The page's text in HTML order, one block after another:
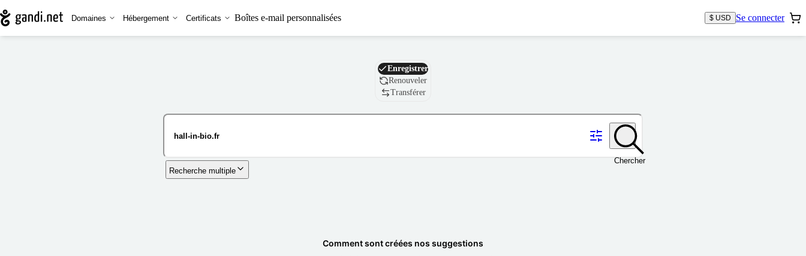
Domaines Hébergement Certificats Boîtes e-mail personnalisées $ USD Se connecter
Nom de domaine
Enregistrer
Renouveler
Transférer
Chercher
Recherche multiple
Comment sont créées nos suggestions